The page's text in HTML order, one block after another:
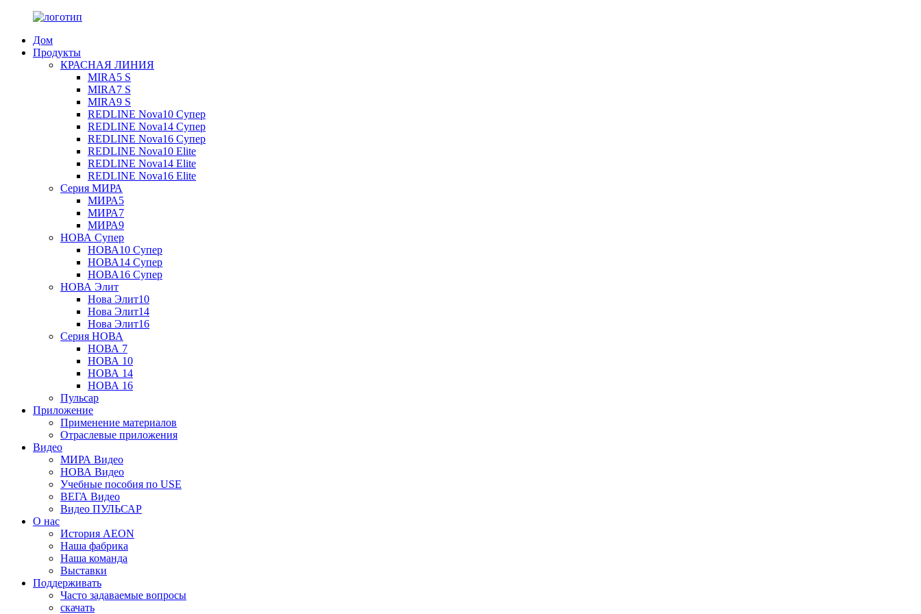
Дом
Продукты
КРАСНАЯ ЛИНИЯ
MIRA5 S
MIRA7 S
MIRA9 S
REDLINE Nova10 Супер
REDLINE Nova14 Супер
REDLINE Nova16 Супер
REDLINE Nova10 Elite
REDLINE Nova14 Elite
REDLINE Nova16 Elite
Серия МИРА
МИРА5
МИРА7
МИРА9
НОВА Супер
НОВА10 Супер
НОВА14 Супер
НОВА16 Супер
НОВА Элит
Нова Элит10
Нова Элит14
Нова Элит16
Серия НОВА
НОВА 7
НОВА 10
НОВА 14
НОВА 16
Пульсар
Приложение
Применение материалов
Отраслевые приложения
Видео
МИРА Видео
НОВА Видео
Учебные пособия по USE
ВЕГА Видео
Видео ПУЛЬСАР
О нас
История AEON
Наша фабрика
Наша команда
Выставки
Поддерживать
Часто задаваемые вопросы
скачать